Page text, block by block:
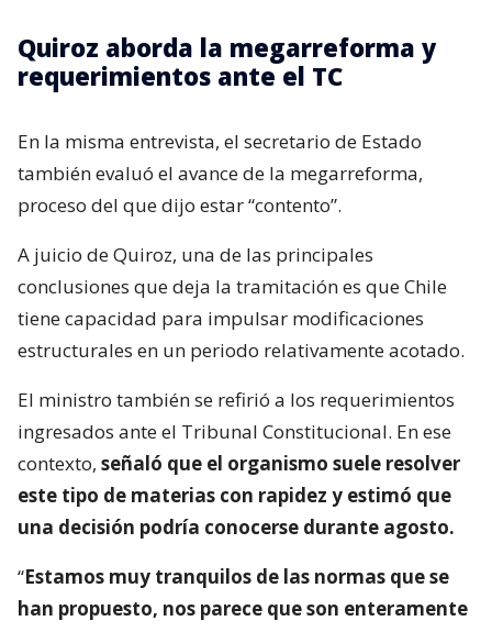
Quiroz aborda la megarreforma y
requerimientos ante el TC
En la misma entrevista, el secretario de Estado
también evaluó el avance de la megarreforma,
proceso del que dijo estar “contento”.
A juicio de Quiroz, una de las principales
conclusiones que deja la tramitación es que Chile
tiene capacidad para impulsar modificaciones
estructurales en un periodo relativamente acotado.
El ministro también se refirió a los requerimientos
ingresados ante el Tribunal Constitucional. En ese
contexto, señaló que el organismo suele resolver
este tipo de materias con rapidez y estimó que
una decisión podría conocerse durante agosto.
“Estamos muy tranquilos de las normas que se
han propuesto, nos parece que son enteramente